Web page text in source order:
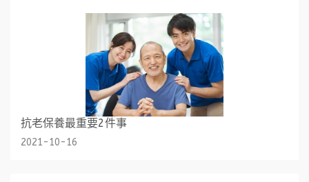
抗老保養最重要2件事
2021-10-16